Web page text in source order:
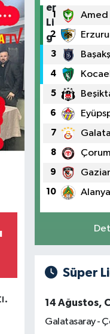
1 Amed
2
3
4
5
6
7
8
9
10
Süper
14 Ağustos,
Galatasaray -